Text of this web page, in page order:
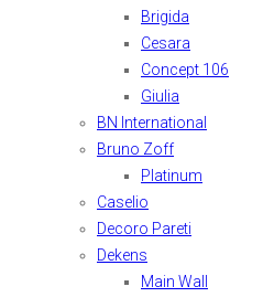
Brigida
Cesara
Concept 106
Giulia
BN International
Bruno Zoff
Platinum
Caselio
Decoro Pareti
Dekens
Main Wall